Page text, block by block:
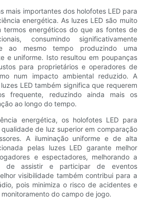
mais importantes dos holofotes LED para
energética. As luzes LED são muito
termos energéticos do que as fontes de
consumindo significativamente
ao mesmo tempo produzindo uma
e uniforme. Isto resultou em poupanças
para proprietários e operadores de
num impacto ambiental reduzido. A
LED também significa que requerem
frequente, reduzindo ainda mais os
ao longo do tempo.
energética, os holofotes LED para
de luz superior em comparação
A iluminação uniforme e de alta
pelas luzes LED garante melhor
e espectadores, melhorando a
de assistir e participar de eventos
visibilidade também contribui para a
pois minimiza o risco de acidentes e
do campo de jogo.